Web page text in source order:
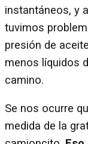
instantáneos, y
tuvimos
presión de
menos líquidos
camino.
Se nos ocurre
medida de la